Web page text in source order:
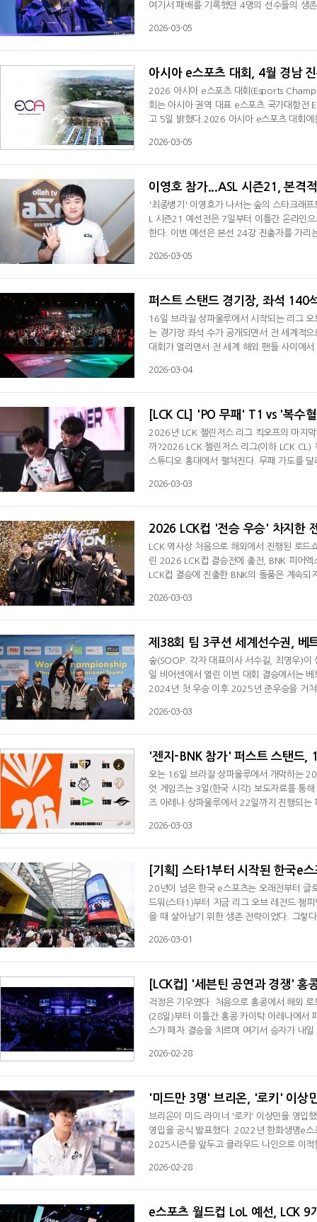
여기서 패배를 기록했던 4명의 선수들의 생
세트 2:1, 2세트 4:3의 1점차 승리를 연속으
2026-03-05
아시아 e스포츠 대회, 4월 경남
2026 아시아 e스포츠 대회(Esports
회는 아시아 권역 대표 e스포츠 국가대항전
고 5일 밝혔다.2026 아시아 e스포츠 대회에
리턴, 이풋볼 시리즈, 킹오브파이터즈XV,
2026-03-05
이영호 참가...ASL 시즌21, 본격
'최종병기' 이영호가 나서는 숲의 스타크래
L 시즌21 예선전은 7일부터 이틀간 온라인
한다. 이번 예선은 본선 24강 진출자를 가리는 관문이다. 예선 1일 차인 7일에는 총 12명의 본선 진출자를 선발하고, 2
2명과 이번 예선 통과자 22명이 합류해 총
2026-03-05
퍼스트 스탠드 경기장, 좌석 140
16일 브라질 상파울루에서 시작되는 리그
는 경기장 좌석 수가 공개되면서 전 세계적
대회가 열리면서 전 세계 해외 팬들 사이에
이 참가하는 아메리카스 컵이 진행될 예정
2026-03-04
[LCK CL] 'PO 무패' T1 vs '복수
2026년 LCK 챌린저스 리그 킥오프의 마지
까?2026 LCK 챌린저스 리그(이하 LCK CL)
스튜디오 홍대에서 펼쳐진다. 무패 가도를
시작부터 매우 질겼다. 그룹 스테이지 당시
2026-03-03
2026 LCK컵 '전승 우승' 차지한
LCK 역사상 처음으로 해외에서 진행된 로
린 2026 LCK컵 결승전에 출전, BNK 피어
LCK컵 결승에 진출한 BNK의 돌풍은 계속
2세트에서 BNK가 초반에 연달아 킬을 가져
2026-03-03
제38회 팀 3쿠션 세계선수권, 베
숲(SOOP. 각자 대표이사 서수길, 최영우)
일 비어센에서 열린 이번 대회 결승에서는
2024년 첫 우승 이후 2025년 준우승을 거
록하며 40대 30으로 역전승을 거뒀다. 초반
2026-03-03
'젠지-BNK 참가' 퍼스트 스탠드,
오는 16일 브라질 상파울루에서 개막하는
엇 게임즈는 3일(한국 시각) 보도자료를 통
즈 아레나 상파울루에서 22일까지 진행되는
가 진행 중인데 징동 게이밍(JDG), 빌리빌
2026-03-03
[기획] 스타1부터 시작된 한국e
20년이 넘은 한국 e스포츠는 오래전부터 글
드워(스타1)부터 지금 리그 오브 레전드 챔
을 때 살아남기 위한 생존 전략이었다. 그렇
리그 시즌2 때 결승을 상하이 동방명주 특별
2026-03-01
[LCK컵] '세븐틴 공연과 경쟁' 홍
걱정은 기우였다. 처음으로 홍콩에서 해외 로드쇼
(28일)부터 이틀간 홍콩 카이탁 아레나에서
스가 패자 결승을 치르며 여기서 승자가 내
열리는 홍콩 카이탁 아레나 바로 옆에 있는
2026-02-28
'미드만 3명' 브리온, '로키' 이상
브리온이 미드 라이너 '로키' 이상민을 영입
영입을 공식 발표했다. 2022년 한화생명e스
2025시즌을 앞두고 클라우드 나인으로 이
했다.
2026-02-28
e스포츠 월드컵 LoL 예선, LCK 9